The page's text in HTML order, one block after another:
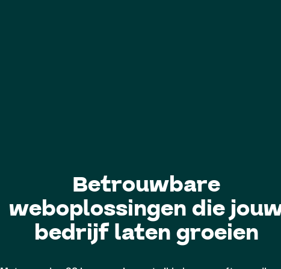
Betrouwbare
weboplossingen die
bedrijf laten groeien